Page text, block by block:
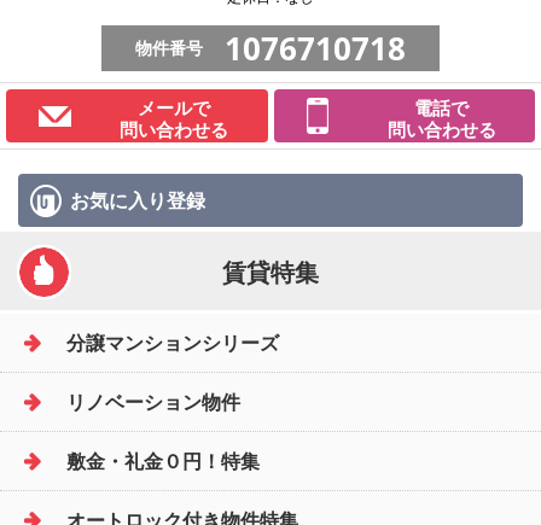
物件番号 1076710718
メールで
問い合わせる
電話で
問い合わせる
お気に入り登録
賃貸特集
分譲マンションシリーズ
リノベーション物件
敷金・礼金０円！特集